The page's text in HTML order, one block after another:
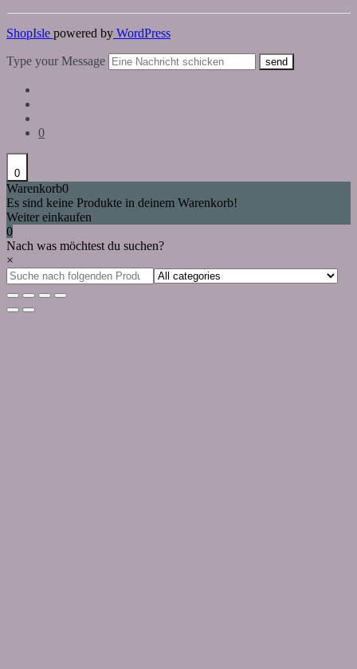
ShopIsle powered by WordPress
Type your Message send
0
0
Warenkorb0
Es sind keine Produkte in deinem Warenkorb!
Weiter einkaufen
0
Nach was möchtest du suchen?
×